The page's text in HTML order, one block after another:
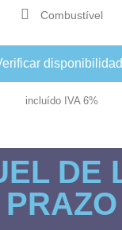
Combustível
incluído IVA 6%
DE
PRAZO